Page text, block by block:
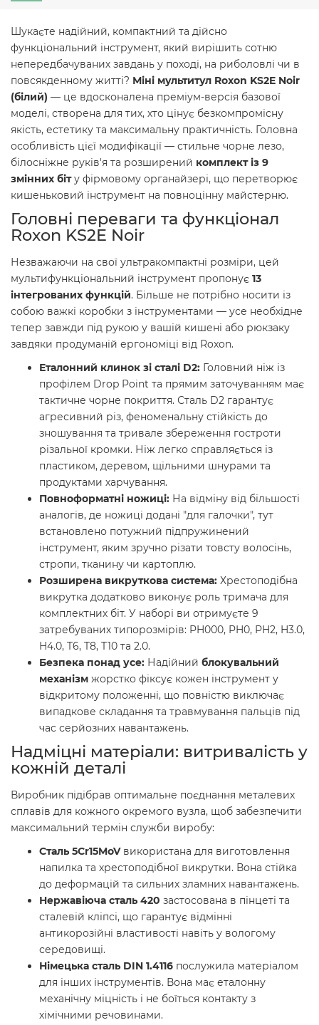
Шукаєте надійний, компактний та дійсно
функціональний інструмент, який вирішить сотню
непередбачуваних завдань у поході, на риболовлі чи в
повсякденному житті? Міні мультитул Roxon KS2E Noir
(білий) — це вдосконалена преміум-версія базової
моделі, створена для тих, хто цінує безкомпромісну
якість, естетику та максимальну практичність. Головна
особливість цієї модифікації — стильне чорне лезо,
білосніжне руків'я та розширений комплект із 9
змінних біту фірмовому органайзері, що перетворює
кишеньковий інструмент на повноцінну майстерню.
Головні переваги та функціонал
Roxon KS2E Noir
Незважаючи на свої ультракомпактні розміри, цей
мультифункціональний інструмент пропонує 13
інтегрованих функцій. Більше не потрібно носити із
собою важкі коробки з інструментами — усе необхідне
тепер завжди під рукою у вашій кишені або рюкзаку
завдяки продуманій ергономіці від Roxon.
Еталонний клинок зі сталі D2: Головний ніж із
профілем Drop Point та прямим заточуванням має
тактичне чорне покриття. Сталь D2 гарантує
агресивний різ, феноменальну стійкість до
зношування та тривале збереження гостроти
різальної кромки. Ніж легко справляється із
пластиком, деревом, щільними шнурами та
продуктами харчування.
Повноформатні ножиці: На відміну від більшості
аналогів, де ножиці додані "для галочки", тут
встановлено потужний підпружинений
інструмент, яким зручно різати товсту волосінь,
стропи, тканину чи картоплю.
Розширена викруткова система: Хрестоподібна
викрутка додатково виконує роль тримача для
комплектних біт. У наборі ви отримуєте 9
затребуваних типорозмірів: PH000, PH0, PH2, H3.0,
H4.0, T6, T8, T10 та 2.0.
Безпека понад усе: Надійний блокувальний
механізм жорстко фіксує кожен інструмент у
відкритому положенні, що повністю виключає
випадкове складання та травмування пальців під
час серйозних навантажень.
Надміцні матеріали: витривалість у
кожній деталі
Виробник підібрав оптимальне поєднання металевих
сплавів для кожного окремого вузла, щоб забезпечити
максимальний термін служби виробу:
Сталь 5Cr15MoVвикористана для виготовлення
напилка та хрестоподібної викрутки. Вона стійка
до деформацій та сильних зламних навантажень.
Нержавіюча сталь 420 застосована в пінцеті та
сталевій кліпсі, що гарантує відмінні
антикорозійні властивості навіть у вологому
середовищі.
Німецька сталь DIN 1.4116 послужила матеріалом
для інших інструментів. Вона має еталонну
механічну міцність і не боїться контакту з
хімічними речовинами.